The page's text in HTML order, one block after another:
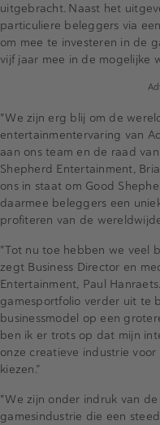
uitgebracht. Naast het
particuliere beleggers via
om mee te investeren in de
vijf jaar mee in de mogelijke
"We zijn erg blij om de
entertainmentervaring van
aan ons team en de raad
Shepherd Entertainment,
ons in staat om Good
daarmee beleggers een
profiteren van de
"Tot nu toe hebben we veel
zegt Business Director en
Entertainment, Paul
gamesportfolio verder uit te
businessmodel op een
ben ik er trots op dat mijn
onze creatieve industrie
kiezen.”
"We zijn onder indruk van
gamesindustrie die een